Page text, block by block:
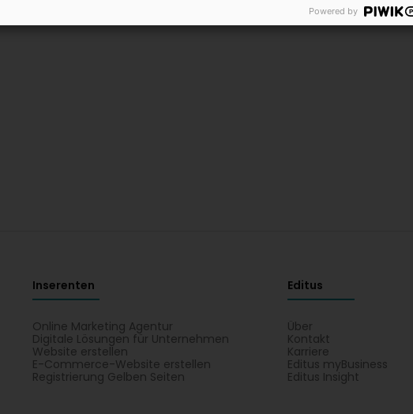
Inserenten
Online Marketing Agentur
Digitale Lösungen für Unternehmen
Website erstellen
E-Commerce-Website erstellen
Registrierung Gelben Seiten
Editus
Über
Kontakt
Karriere
Editus myBusiness
Editus Insight
Powered by